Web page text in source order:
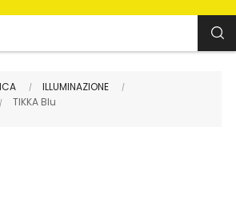
ILLUMINAZIONE
TIKKA Blu